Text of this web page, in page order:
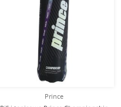
Prince